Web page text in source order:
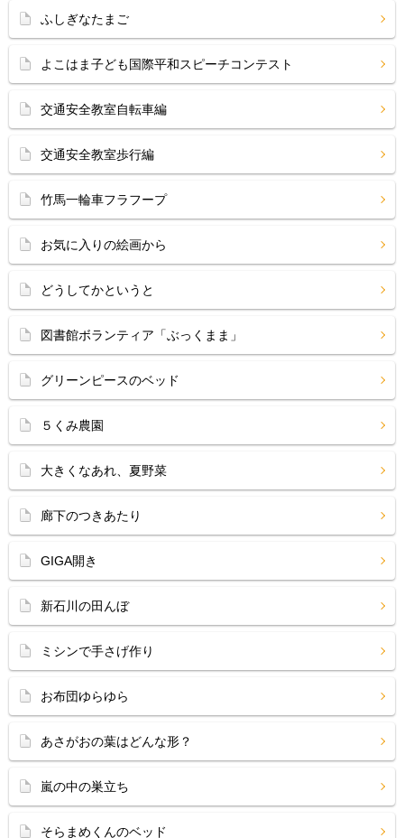
ふしぎなたまご
よこはま子ども国際平和スピーチコンテスト
交通安全教室自転車編
交通安全教室歩行編
竹馬一輪車フラフープ
お気に入りの絵画から
どうしてかというと
図書館ボランティア「ぶっくまま」
グリーンピースのベッド
５くみ農園
大きくなあれ、夏野菜
廊下のつきあたり
GIGA開き
新石川の田んぼ
ミシンで手さげ作り
お布団ゆらゆら
あさがおの葉はどんな形？
嵐の中の巣立ち
そらまめくんのベッド